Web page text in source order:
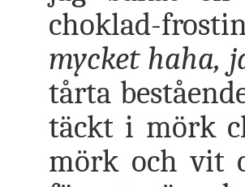
choklad-
mycket haha,
tårta
täckt i mörk
mörk och vit